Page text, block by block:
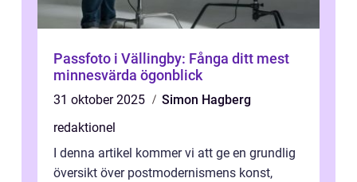
Passfoto i Vällingby: Fånga ditt mest
minnesvärda ögonblick
31 oktober 2025
Simon Hagberg
redaktionel
I denna artikel kommer vi att ge en grundlig
översikt över postmodernismens konst,